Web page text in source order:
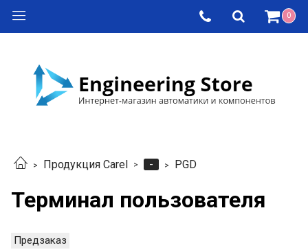
0
Продукция Carel - PGD
Терминал пользователя
Предзаказ